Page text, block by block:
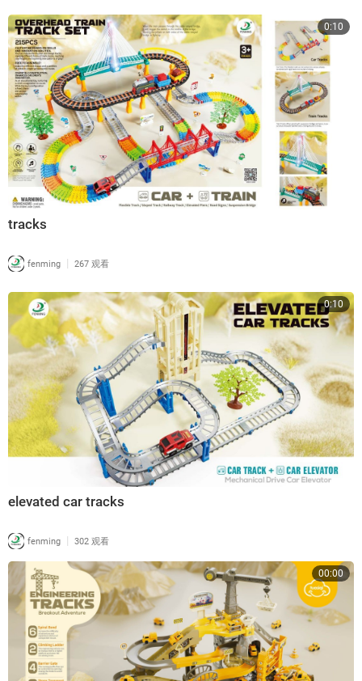
0:10
tracks
fenming | 267 观看
0:10
elevated car tracks
fenming | 302 观看
00:00